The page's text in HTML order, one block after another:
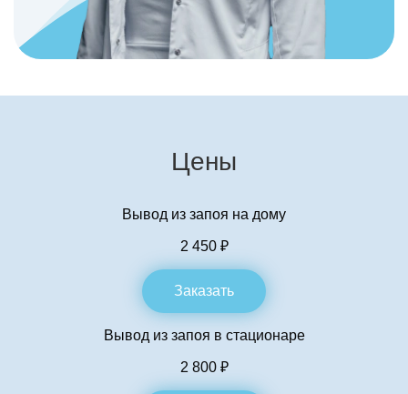
Цены
Вывод из запоя на дому
2 450 ₽
Заказать
Вывод из запоя в стационаре
2 800 ₽